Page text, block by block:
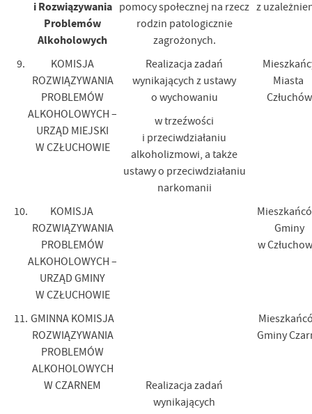
i Rozwiązywania
Problemów
Alkoholowych
pomocy społecznej na rzecz
rodzin patologicznie
zagrożonych.
z
9.
KOMISJA
ROZWIĄZYWANIA
PROBLEMÓW
ALKOHOLOWYCH –
URZĄD MIEJSKI
W CZŁUCHOWIE
Realizacja zadań
wynikających z ustawy
o wychowaniu
w trzeźwości
i przeciwdziałaniu
alkoholizmowi, a także
ustawy o przeciwdziałaniu
narkomanii
Miasta
Człuchów
10.
KOMISJA
ROZWIĄZYWANIA
PROBLEMÓW
ALKOHOLOWYCH –
URZĄD GMINY
W CZŁUCHOWIE
Realizacja zadań
wynikających
Gminy
w
11. GMINNA KOMISJA
ROZWIĄZYWANIA
PROBLEMÓW
ALKOHOLOWYCH
W CZARNEM
Gminy